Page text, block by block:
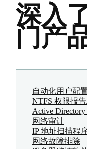
深入
门产
自动化用户配
NTFS 权限报
Active
网络审计
IP 地址扫描程
网络故障排除